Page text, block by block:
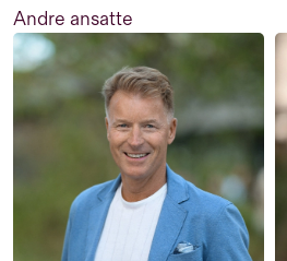
Andre ansatte